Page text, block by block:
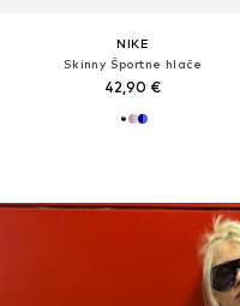
NIKE
Skinny Športne hlače
42,90 €